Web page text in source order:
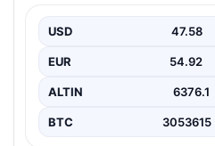
USD 47.58
EUR 54.92
ALTIN 6376.1
BTC 3053615